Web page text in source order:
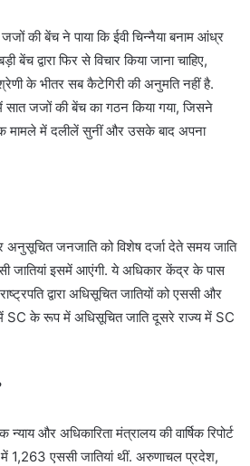
की बेंच ने पाया कि ईवी चिन्नैया बनाम आंध्र
द्वारा फिर से विचार किया जाना चाहिए,
के भीतर सब कैटेगिरी की अनुमति नहीं है.
जजों की बेंच का गठन किया गया, जिसने
मामले में दलीलें सुनीं और उसके बाद अपना
जनजाति को विशेष दर्जा देते समय जाति
जातियां इसमें आएंगी. ये अधिकार केंद्र के पास
द्वारा अधिसूचित जातियों को एससी और
SC के रूप में अधिसूचित जाति दूसरे राज्य में SC
न्याय और अधिकारिता मंत्रालय की वार्षिक रिपोर्ट
एससी जातियां थीं. अरुणाचल प्रदेश,